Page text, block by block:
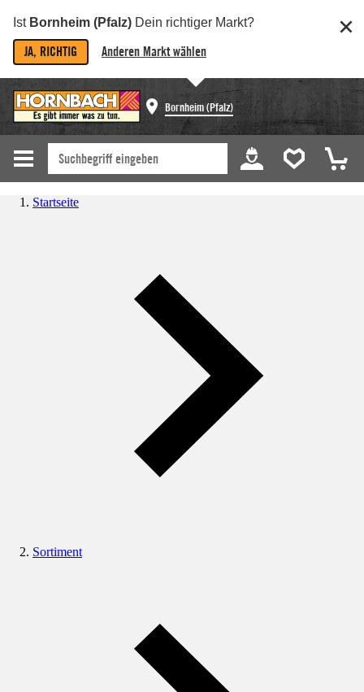
Ist Bornheim (Pfalz) Dein richtiger Markt?
JA, RICHTIG Anderen Markt wählen
Bornheim (Pfalz)
Startseite
Sortiment